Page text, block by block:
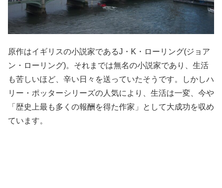
原作はイギリスの小説家であるJ ・ K ・ローリング(ジョア
ン・ローリング)。それまでは無名の小説家であり、生活
も苦しいほど、辛い日々を送っていたそうです。しかしハ
リー・ポッターシリーズの人気により、生活は一変、今や
「歴史上最も多くの報酬を得た作家」として大成功を収め
ています。